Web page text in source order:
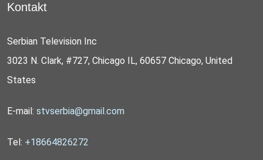
Kontakt
Serbian Television Inc
3023 N. Clark, #727, Chicago IL, 60657 Chicago, United
States
E-mail: stvserbia@gmail.com
Tel: +18664826272